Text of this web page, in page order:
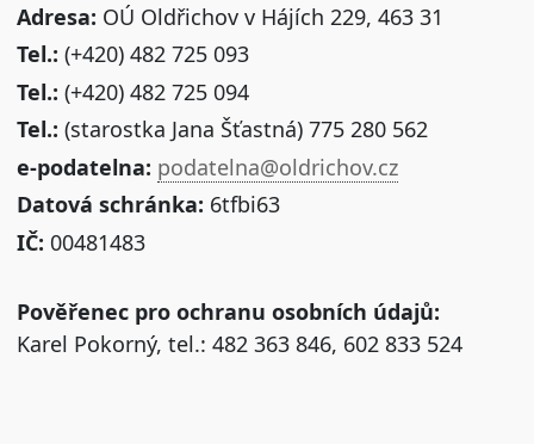
Adresa: OÚ Oldřichov v Hájích 229, 463 31
Tel.: (+420) 482 725 093
Tel.: (+420) 482 725 094
Tel.: (starostka Jana Šťastná) 775 280 562
e-podatelna: podatelna@oldrichov.cz
Datová schránka: 6tfbi63
IČ: 00481483
Pověřenec pro ochranu osobních údajů:
Karel Pokorný, tel.: 482 363 846, 602 833 524